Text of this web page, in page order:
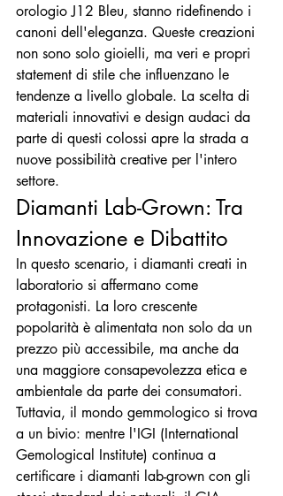
orologio J12 Bleu, stanno ridefinendo i
canoni dell'eleganza. Queste creazioni
non sono solo gioielli, ma veri e propri
statement di stile che influenzano le
tendenze a livello globale. La scelta di
materiali innovativi e design audaci da
parte di questi colossi apre la strada a
nuove possibilità creative per l'intero
settore.
Diamanti Lab-Grown: Tra
Innovazione e Dibattito
In questo scenario, i diamanti creati in
laboratorio si affermano come
protagonisti. La loro crescente
popolarità è alimentata non solo da un
prezzo più accessibile, ma anche da
una maggiore consapevolezza etica e
ambientale da parte dei consumatori.
Tuttavia, il mondo gemmologico si trova
a un bivio: mentre l'IGI (International
Gemological Institute) continua a
certificare i diamanti lab-grown con gli